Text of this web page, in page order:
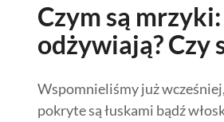
Czym są
odżywiają? Czy
Wspomnieliśmy już
pokryte są łuskami bądź